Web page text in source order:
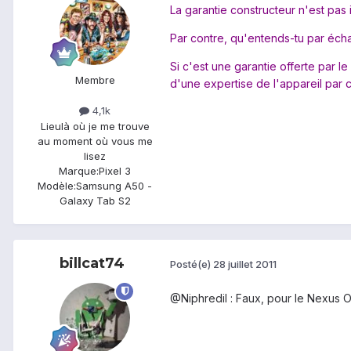
Membre
4,1k
Lieulà où je me trouve
au moment où vous me
lisez
Marque:Pixel 3
Modèle:Samsung A50 -
Galaxy Tab S2
La garantie constructeur n'est
Par contre, qu'entends-tu par
Si c'est une garantie offerte par
d'une expertise de l'appareil par
billcat74 Posté(e) 28 juillet 2011
@Niphredil : Faux, pour le Nexus